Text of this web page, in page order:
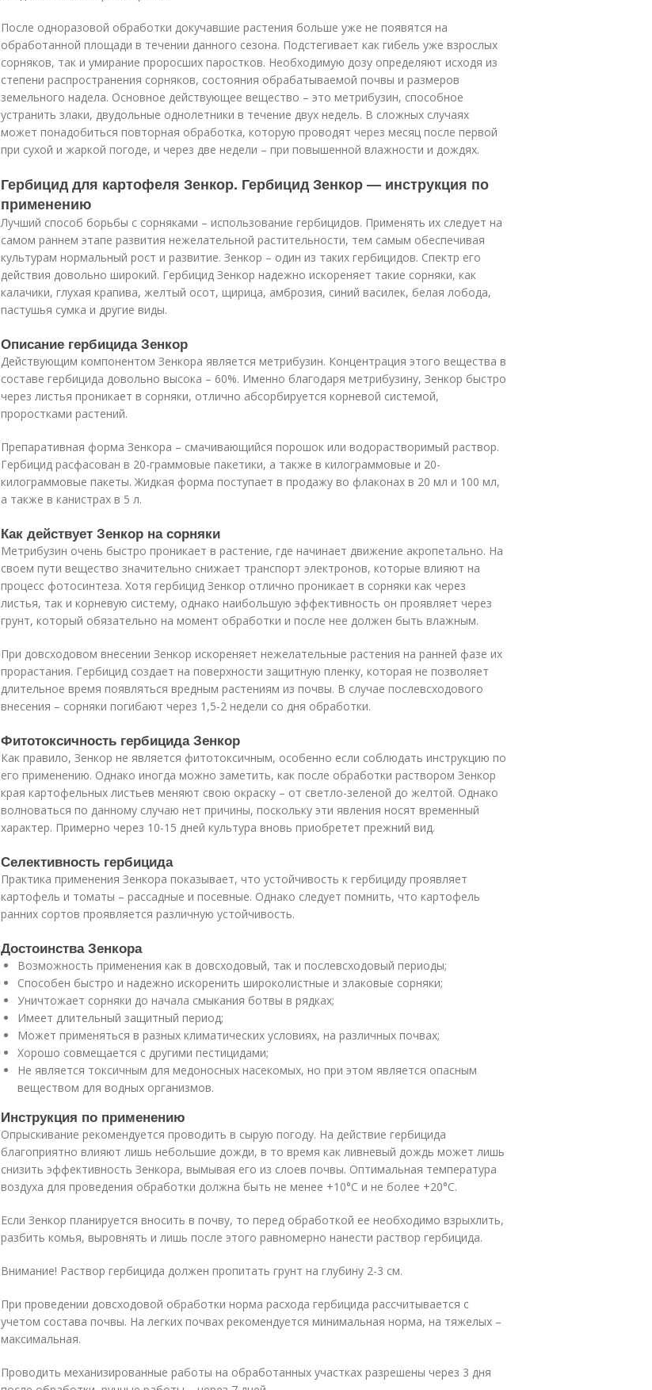
После одноразовой обработки докучавшие растения больше уже не появятся на
обработанной площади в течении данного сезона. Подстегивает как гибель уже взрослых
сорняков, так и умирание проросших паростков. Необходимую дозу определяют исходя из
степени распространения сорняков, состояния обрабатываемой почвы и размеров
земельного надела. Основное действующее вещество – это метрибузин, способное
устранить злаки, двудольные однолетники в течение двух недель. В сложных случаях
может понадобиться повторная обработка, которую проводят через месяц после первой
при сухой и жаркой погоде, и через две недели – при повышенной влажности и дождях.
Гербицид для картофеля Зенкор. Гербицид Зенкор — инструкция по
применению
Лучший способ борьбы с сорняками – использование гербицидов. Применять их следует на
самом раннем этапе развития нежелательной растительности, тем самым обеспечивая
культурам нормальный рост и развитие. Зенкор – один из таких гербицидов. Спектр его
действия довольно широкий. Гербицид Зенкор надежно искореняет такие сорняки, как
калачики, глухая крапива, желтый осот, щирица, амброзия, синий василек, белая лобода,
пастушья сумка и другие виды.
Описание гербицида Зенкор
Действующим компонентом Зенкора является метрибузин. Концентрация этого вещества в
составе гербицида довольно высока – 60%. Именно благодаря метрибузину, Зенкор быстро
через листья проникает в сорняки, отлично абсорбируется корневой системой,
проростками растений.
Препаративная форма Зенкора – смачивающийся порошок или водорастворимый раствор.
Гербицид расфасован в 20-граммовые пакетики, а также в килограммовые и 20-
килограммовые пакеты. Жидкая форма поступает в продажу во флаконах в 20 мл и 100 мл,
а также в канистрах в 5 л.
Как действует Зенкор на сорняки
Метрибузин очень быстро проникает в растение, где начинает движение акропетально. На
своем пути вещество значительно снижает транспорт электронов, которые влияют на
процесс фотосинтеза. Хотя гербицид Зенкор отлично проникает в сорняки как через
листья, так и корневую систему, однако наибольшую эффективность он проявляет через
грунт, который обязательно на момент обработки и после нее должен быть влажным.
При довсходовом внесении Зенкор искореняет нежелательные растения на ранней фазе их
прорастания. Гербицид создает на поверхности защитную пленку, которая не позволяет
длительное время появляться вредным растениям из почвы. В случае послевсходового
внесения – сорняки погибают через 1,5-2 недели со дня обработки.
Фитотоксичность гербицида Зенкор
Как правило, Зенкор не является фитотоксичным, особенно если соблюдать инструкцию по
его применению. Однако иногда можно заметить, как после обработки раствором Зенкор
края картофельных листьев меняют свою окраску – от светло-зеленой до желтой. Однако
волноваться по данному случаю нет причины, поскольку эти явления носят временный
характер. Примерно через 10-15 дней культура вновь приобретет прежний вид.
Селективность гербицида
Практика применения Зенкора показывает, что устойчивость к гербициду проявляет
картофель и томаты – рассадные и посевные. Однако следует помнить, что картофель
ранних сортов проявляется различную устойчивость.
Достоинства Зенкора
Возможность применения как в довсходовый, так и послевсходовый периоды;
Способен быстро и надежно искоренить широколистные и злаковые сорняки;
Уничтожает сорняки до начала смыкания ботвы в рядках;
Имеет длительный защитный период;
Может применяться в разных климатических условиях, на различных почвах;
Хорошо совмещается с другими пестицидами;
Не является токсичным для медоносных насекомых, но при этом является опасным
веществом для водных организмов.
Инструкция по применению
Опрыскивание рекомендуется проводить в сырую погоду. На действие гербицида
благоприятно влияют лишь небольшие дожди, в то время как ливневый дождь может лишь
снизить эффективность Зенкора, вымывая его из слоев почвы. Оптимальная температура
воздуха для проведения обработки должна быть не менее +10°С и не более +20°С.
Если Зенкор планируется вносить в почву, то перед обработкой ее необходимо взрыхлить,
разбить комья, выровнять и лишь после этого равномерно нанести раствор гербицида.
Внимание! Раствор гербицида должен пропитать грунт на глубину 2-3 см.
При проведении довсходовой обработки норма расхода гербицида рассчитывается с
учетом состава почвы. На легких почвах рекомендуется минимальная норма, на тяжелых –
максимальная.
Проводить механизированные работы на обработанных участках разрешены через 3 дня